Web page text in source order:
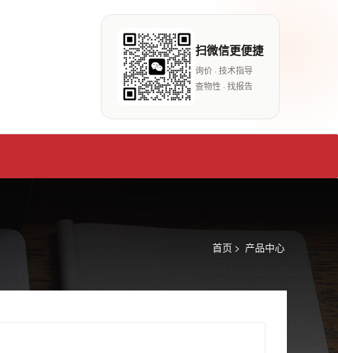
扫微信更便捷
询价 · 技术指导
查物性 · 找报告
首页 > 产品中心